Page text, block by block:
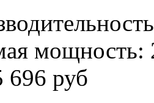
мощность:
696 руб